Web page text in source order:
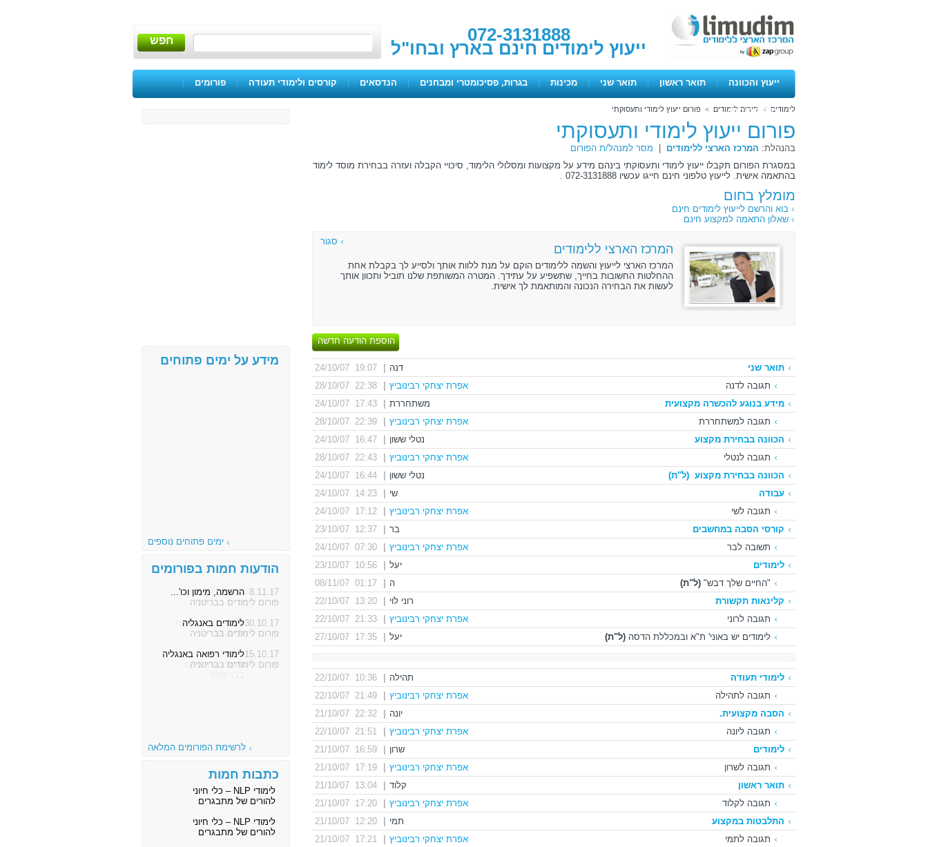
072-3131888
ייעוץ לימודים חינם בארץ ובחו"ל חפש
ייעוץ והכוונה | תואר ראשון | תואר שני | מכינות | בגרות, פסיכומטרי ומבחנים | הנדסאים | קורסים ולימודי תעודה | פורומים |
ימים פתוחיםלימודים > פורום לימודים > פורום ייעוץ לימודי ותעסוקתי
פורום ייעוץ לימודי ותעסוקתי
בהנהלת: המרכז הארצי ללימודים
מסר למנהל/ת הפורום
במסגרת הפורום תקבלו ייעוץ לימודי ותעסוקתי בינהם מידע על מקצועות ומסלולי הלימוד, סיכויי הקבלה ועזרה בבחירת מוסד לימוד
בהתאמה אישית. לייעוץ טלפוני חינם חייגו עכשיו 072-3131888 .
מומלץ בחום
בוא והרשם לייעוץ לימודים חינם
שאלון התאמה למקצוע חינם
המרכז הארצי ללימודים
המרכז הארצי לייעוץ והשמה ללימודים הוקם על מנת ללוות אותך ולסייע לך בקבלת אחת
ההחלטות החשובות בחייך, שתשפיע על עתידך. המטרה המשותפת שלנו תוביל ותכוון אותך
לעשות את הבחירה הנכונה והמותאמת לך אישית.
סגור
הוספת הודעה חדשה
תואר שני דנה
19:07 24/10/07
תגובה לדנה
אפרת יצחקי רבינוביץ
22:38 28/10/07
מידע בנוגע להכשרה מקצועית
משתחררת
17:43 24/10/07
תגובה למשתחררת
אפרת יצחקי רבינוביץ
22:39 28/10/07
הכוונה בבחירת מקצוע
נטלי ששון
16:47 24/10/07
תגובה לנטלי
אפרת יצחקי רבינוביץ
22:43 28/10/07
הכוונה בבחירת מקצוע (ל"ת) נטלי ששון
16:44 24/10/07
עבודה
שי
14:23 24/10/07
תגובה לשי
אפרת יצחקי רבינוביץ
17:12 24/10/07
קורסי הסבה במחשבים
בר
12:37 23/10/07
תשובה לבר
אפרת יצחקי רבינוביץ
07:30 24/10/07
לימודים
יעל
10:56 23/10/07
"החיים שלך דבש" (ל"ת) ה
01:17 08/11/07
קלינאות תקשורת
רוני לוי
13:20 22/10/07
תגובה לרוני
אפרת יצחקי רבינוביץ
21:33 22/10/07
לימודים יש באוני' ת"א ובמכללת הדסה (ל"ת) יעל 17:35 27/10/07
לימודי תעודה תהילה
10:36 22/10/07
תגובה לתהילה
אפרת יצחקי רבינוביץ
21:49 22/10/07
הסבה מקצועית.
יונה
22:32 21/10/07
תגובה ליונה
אפרת יצחקי רבינוביץ
21:51 22/10/07
לימודים
שרון
16:59 21/10/07
תגובה לשרון
אפרת יצחקי רבינוביץ
17:19 21/10/07
תואר ראשון
קלוד
13:04 21/10/07
תגובה לקלוד
אפרת יצחקי רבינוביץ
17:20 21/10/07
התלבטות במקצוע
תמי
12:20 21/10/07
תגובה לתמי
אפרת יצחקי רבינוביץ
17:21 21/10/07
מידע על ימים פתוחים
ימים פתוחים נוספים
הודעות חמות בפורומים
8.11.17 הרשמה, מימון וכו'...
פורום לימודים בבריטניה
30.10.17לימודים באנגליה
פורום לימודים בבריטניה
15.10.17לימודי רפואה באנגליה
פורום לימודים בבריטניה
לרשימת הפורומים המלאה
כתבות חמות
לימודי NLP – כלי חיוני
להורים של מתבגרים
לימודי NLP – כלי חיוני
להורים של מתבגרים